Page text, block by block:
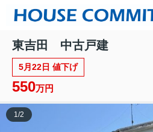
東吉田 中古戸建
5月22日 値下げ
550万円
1/2